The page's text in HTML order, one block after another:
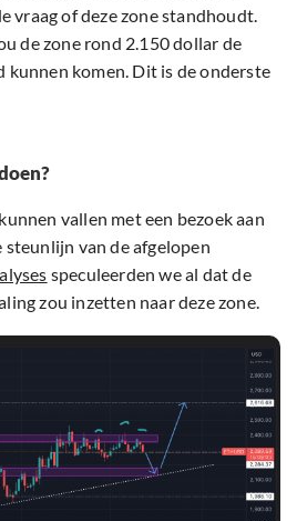
vraag of deze zone standhoudt.
de zone rond 2.150 dollar de
kunnen komen. Dit is de onderste
vallen met een bezoek aan
van de afgelopen
speculeerden we al dat de
zou inzetten naar deze zone.